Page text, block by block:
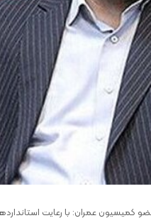
کمیسیون عمران: با رعایت